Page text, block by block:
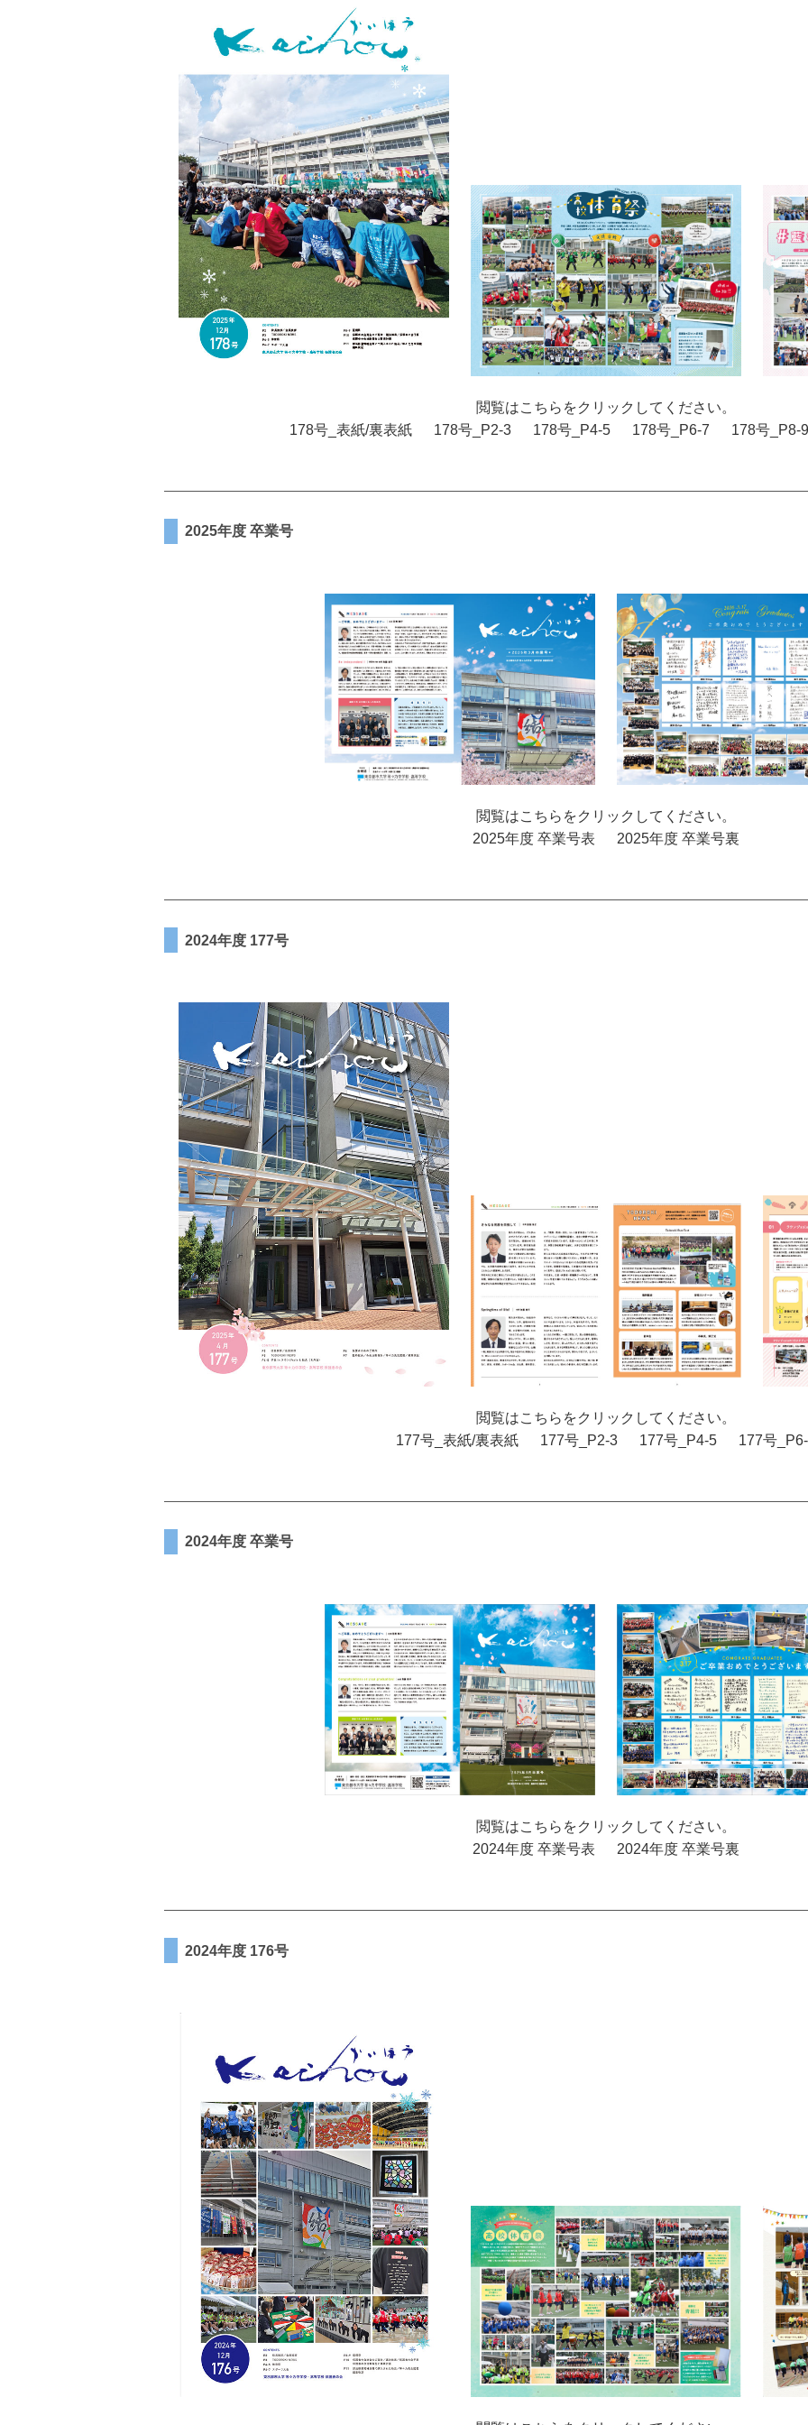
閲覧はこちらをクリックしてください。
178号_表紙/裏表紙
178号_P2-3 178号_P4-5 178号_P6-7 178号_P8-9
2025年度 卒業号
閲覧はこちらをクリックしてください。
2025年度 卒業号表
2025年度 卒業号裏
2024年度 177号
閲覧はこちらをクリックしてください。
177号_表紙/裏表紙
177号_P2-3 177号_P4-5 177号
2024年度 卒業号
閲覧はこちらをクリックしてください。
2024年度 卒業号表
2024年度 卒業号裏
2024年度 176号